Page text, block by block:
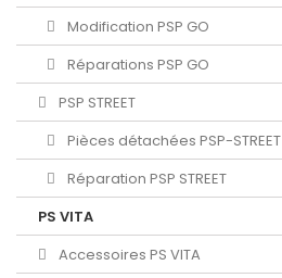
Modification PSP GO
Réparations PSP GO
PSP STREET
Pièces détachées PSP-STREET
Réparation PSP STREET
PS VITA
Accessoires PS VITA